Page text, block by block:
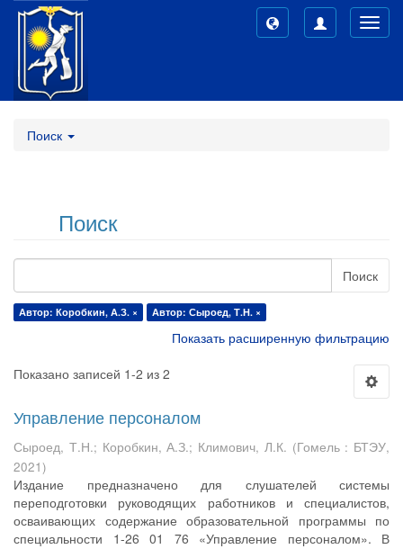
Поиск
Поиск
Поиск
Автор: Коробкин, А.З. × Автор: Сыроед, Т.Н. ×
Показать расширенную фильтрацию
Показано записей 1-2 из 2
Управление персоналом
Сыроед, Т.Н.; Коробкин, А.З.; Климович, Л.К. (Гомель : БТЭУ,
2021)
Издание предназначено для слушателей системы
переподготовки руководящих работников и специалистов,
осваивающих содержание образовательной программы по
специальности 1-26 01 76 «Управление персоналом». В